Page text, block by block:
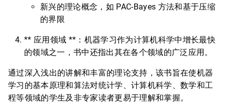
新兴的理论概念，如 PAC-Bayes 方法和基于压缩
的界限
** 应用领域 **：机器学习作为计算机科学中增长最快
的领域之一，书中还指出其在各个领域的广泛应用。
通过深入浅出的讲解和丰富的理论支持，该书旨在使机器
学习的基本原理和算法对统计学、计算机科学、数学和工
程等领域的学生及非专家读者更易于理解和掌握。